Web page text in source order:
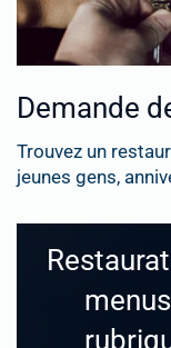
Demande
Trouvez un
jeunes gens,